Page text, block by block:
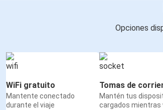
Opciones
WiFi gratuito
Mantente conectado
durante el viaje
Tomas de
Mantén tus
cargados mientras